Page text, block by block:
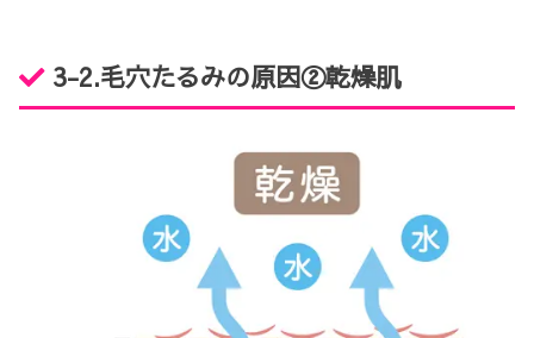
3-2.毛穴たるみの原因②乾燥肌